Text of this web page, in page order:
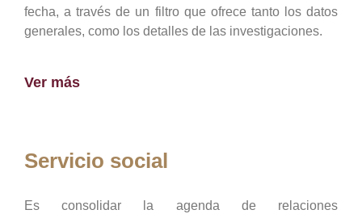
fecha, a través de un filtro que ofrece tanto los datos
generales, como los detalles de las investigaciones.
Ver más
Servicio social
Es consolidar la agenda de relaciones